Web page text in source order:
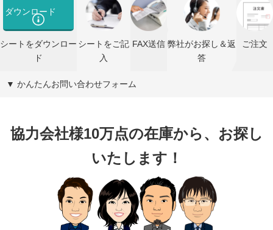
ダウンロード
シートをダウンロー
ド
シートをご記
入
FAX送信 弊社がお探し＆返
答
ご注文
▼ かんたんお問い合わせフォーム
協力会社様10万点の在庫から、お探し
いたします！